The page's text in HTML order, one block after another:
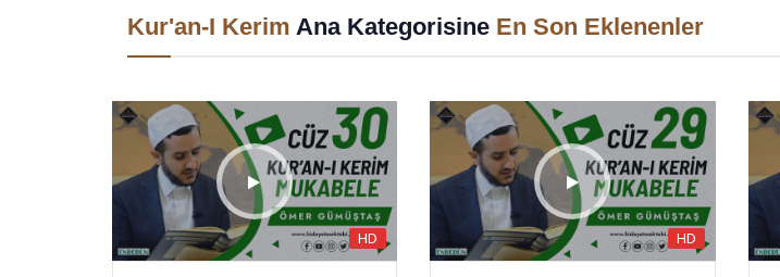
Kur'an-I Kerim Ana Kategorisine En Son Eklenenler
HD HD